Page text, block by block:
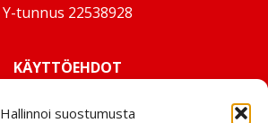
Hallinnoi suostumusta
Y-tunnus 22538928
KÄYTTÖEHDOT